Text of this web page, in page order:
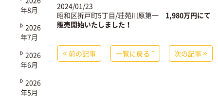
2024/01/23
昭和区折戸町5丁目/荘苑川原第一
1,980万円にて
販売開始いたしました！
前の記事 次の記事
一覧に戻る
年8月
2026
年7月
2026
年6月
2026
年5月